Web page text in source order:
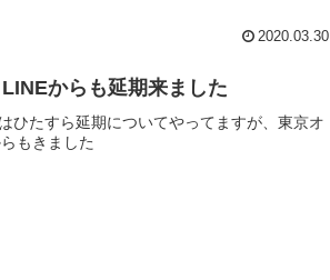
2020.03.30
からも延期来ました
ひたすら延期についてやってますが、東京オ
もきました